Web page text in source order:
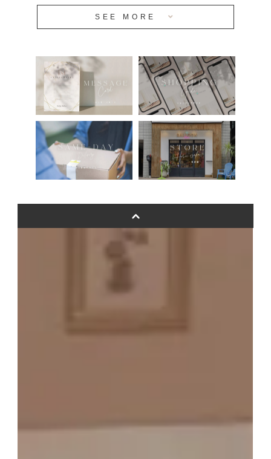
安心のチャビーバルーン
おすすめ商品
バルーン自動販売機
浮くバルーンオーダーメイド - coming soonn -
卓上バルーンオーダーメイド
ムーンリットバルーンについて
SEE MORE